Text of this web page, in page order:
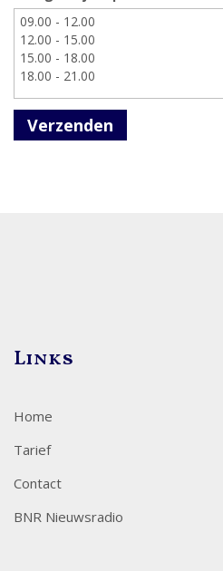
Verzenden
Links
Home
Tarief
Contact
BNR Nieuwsradio